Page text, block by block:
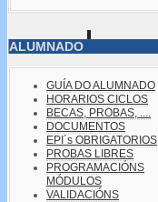
ALUMNADO
GUÍA DO ALUMNADO
HORARIOS CICLOS
BECAS, PROBAS, ....
DOCUMENTOS
EPI´s OBRIGATORIOS
PROBAS LIBRES
PROGRAMACIÓNS
MÓDULOS
VALIDACIÓNS